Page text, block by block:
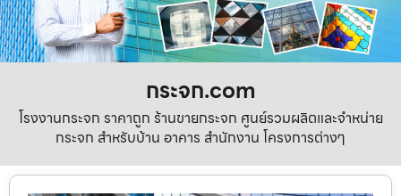
กระจก.com
โรงงานกระจก ราคาถูก ร้านขายกระจก ศูนย์รวมผลิตและจำหน่าย
กระจก สำหรับบ้าน อาคาร สำนักงาน โครงการต่างๆ